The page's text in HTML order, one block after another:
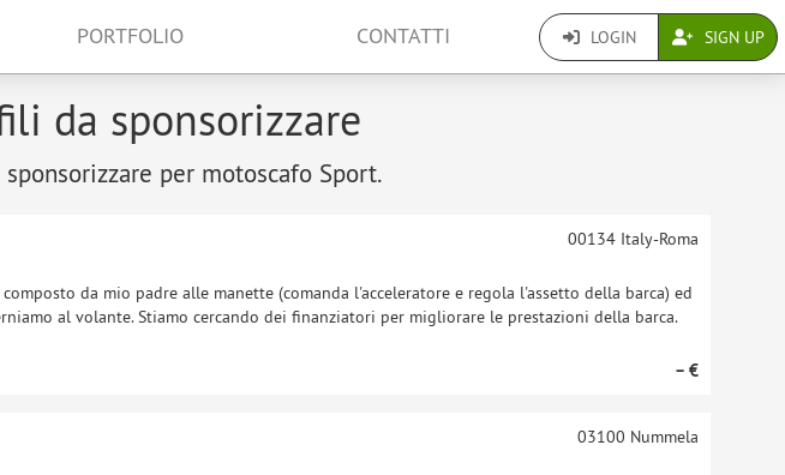
PORTFOLIO CONTATTI LOGIN SIGN UP
da sponsorizzare
per motoscafo Sport.
da mio padre alle manette (comanda l'acceleratore e regola l'assetto della barca) ed
al volante. Stiamo cercando dei finanziatori per migliorare le prestazioni della barca.
00134Italy-Roma
– €
03100 Nummela